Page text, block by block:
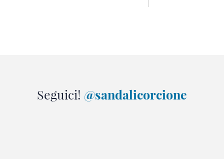
Seguici! @sandalicorcione